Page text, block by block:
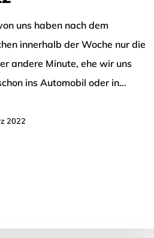
uns haben nach dem
innerhalb der Woche nur die
andere Minute, ehe wir uns
ins Automobil oder in…
2022